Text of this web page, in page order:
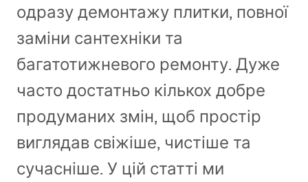
одразу демонтажу плитки, повної
заміни сантехніки та
багатотижневого ремонту. Дуже
часто достатньо кількох добре
продуманих змін, щоб простір
виглядав свіжіше, чистіше та
сучасніше. У цій статті ми